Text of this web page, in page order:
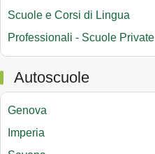
Scuole e Corsi di Lingua
Professionali - Scuole Private
Autoscuole
Genova
Imperia